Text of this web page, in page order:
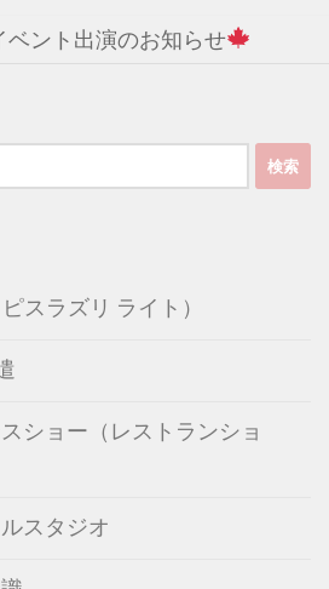
ベント出演のお知らせ
スラズリ ライト）
ショー（レストランショ
スタジオ